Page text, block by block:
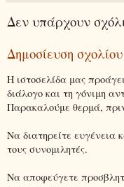
Δεν υπάρχουν
Δημοσίευση σχολίου
Η ιστοσελίδα μας
διάλογο και τη γόνιμη
Παρακαλούμε θερμά,
Να διατηρείτε ευγένεια
τους συνομιλητές.
Να αποφεύγετε